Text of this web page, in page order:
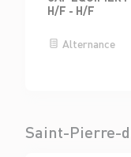
H/F - H/F
Alternance
Saint-Pierre-